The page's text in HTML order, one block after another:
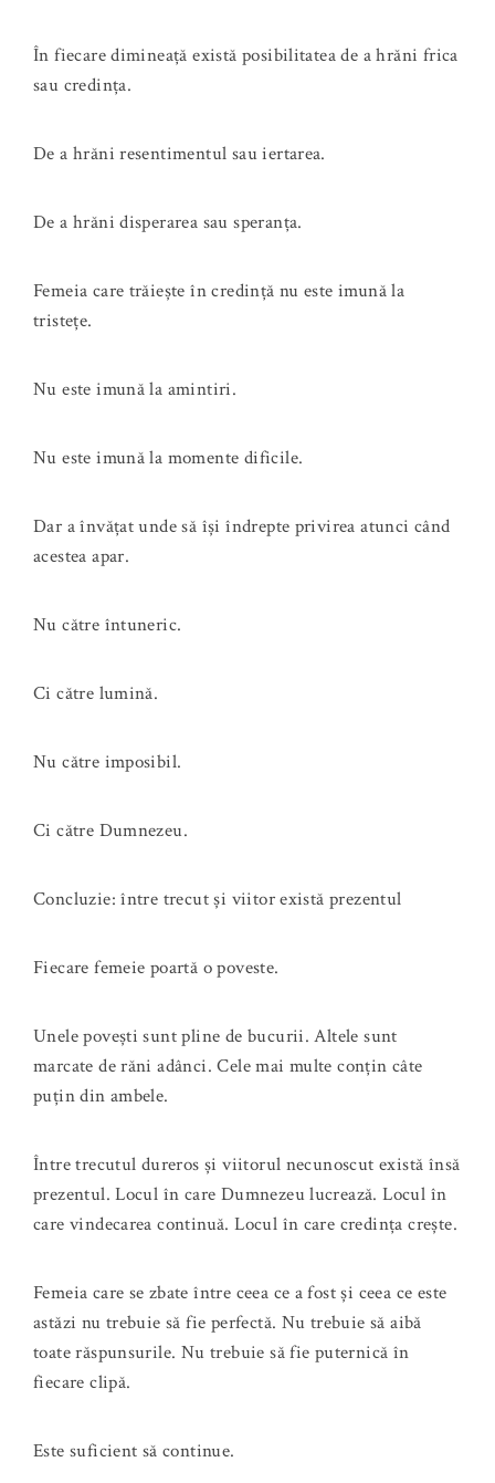
În fiecare dimineață există posibilitatea de a hrăni frica
sau credința.
De a hrăni resentimentul sau iertarea.
De a hrăni disperarea sau speranța.
Femeia care trăiește în credință nu este imună la
tristețe.
Nu este imună la amintiri.
Nu este imună la momente dificile.
Dar a învățat unde să își îndrepte privirea atunci când
acestea apar.
Nu către întuneric.
Ci către lumină.
Nu către imposibil.
Ci către Dumnezeu.
Concluzie: între trecut și viitor există prezentul
Fiecare femeie poartă o poveste.
Unele povești sunt pline de bucurii. Altele sunt
marcate de răni adânci. Cele mai multe conțin câte
puțin din ambele.
Între trecutul dureros și viitorul necunoscut există însă
prezentul. Locul în care Dumnezeu lucrează. Locul în
care vindecarea continuă. Locul în care credința crește.
Femeia care se zbate între ceea ce a fost și ceea ce este
astăzi nu trebuie să fie perfectă. Nu trebuie să aibă
toate răspunsurile. Nu trebuie să fie puternică în
fiecare clipă.
Este suficient să continue.